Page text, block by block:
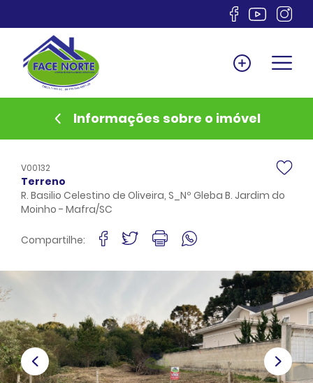
Home
Venda
Lançamentos
Documentos
Sobre
Contato
Anuncie
Sou Cliente
Informações sobre o imóvel
V00132
Terreno
R. Basilio Celestino de Oliveira, S_Nº Gleba B. Jardim do
Moinho - Mafra/SC
Compartilhe: